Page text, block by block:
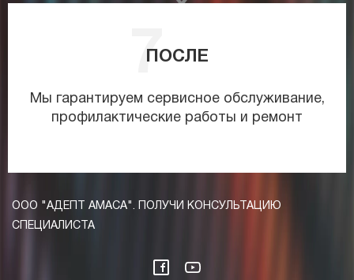
ПОСЛЕ
Мы гарантируем сервисное обслуживание,
профилактические работы и ремонт
ООО "АДЕПТ АМАСА". ПОЛУЧИ КОНСУЛЬТАЦИЮ
СПЕЦИАЛИСТА